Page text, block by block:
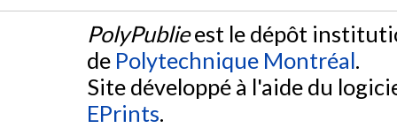
PolyPublieest le dépôt
de Polytechnique Montréal.
Site développé à l'aide du
EPrints.